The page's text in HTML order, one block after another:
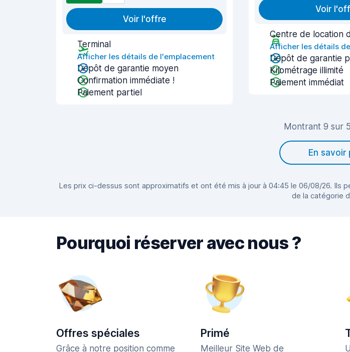
Voir l'offre
Terminal
Afficher les détails de l'emplacement
Dépôt de garantie moyen
Confirmation immédiate !
Paiement partiel
Voir
Centre de location
Afficher les détails
Dépôt de garantie
Kilométrage illimité
Paiement immédiat
Montrant 9 sur
En savoir
Les prix ci-dessus sont approximatifs et ont été mis à jour à 04:45 le 06/08/26. Ils
de la catégorie
Pourquoi réserver avec nous ?
Offres spéciales
Grâce à notre position comme
Primé
Meilleur Site Web de